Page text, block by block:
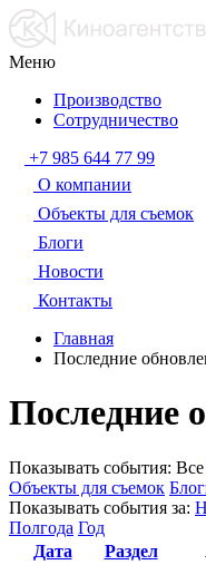
Меню
Производство
Сотрудничество
+7 985 644 77 99
О компании
Объекты для съемок
Блоги
Новости
Контакты
Главная
Последние
Последние
Показывать события: Все
Объекты для съемок
Показывать события за:
Полгода Год
Дата
Раздел